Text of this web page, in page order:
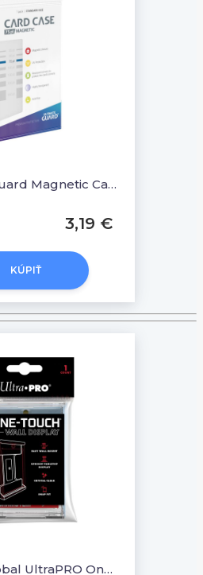
Ultimate Guard Magnetic Card Case 75 PT
3,19 €
KÚPIŤ
Držiak na obal UltraPRO One Touch Wall Display